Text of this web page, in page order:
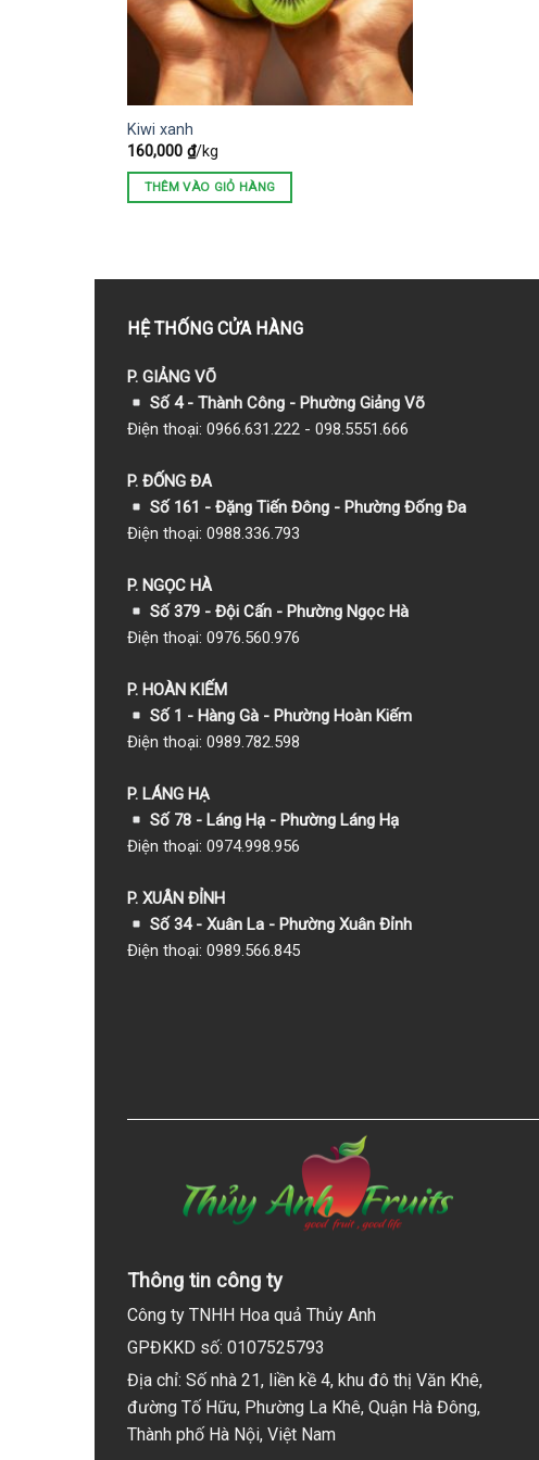
Kiwi xanh
160,000 ₫/kg
THÊM VÀO GIỎ HÀNG
HỆ THỐNG CỬA HÀNG
P. GIẢNG VÕ
Số 4 - Thành Công - Phường Giảng Võ
Điện thoại: 0966.631.222 - 098.5551.666
P. ĐỐNG ĐA
Số 161 - Đặng Tiến Đông - Phường Đống Đa
Điện thoại: 0988.336.793
P. NGỌC HÀ
Số 379 - Đội Cấn - Phường Ngọc Hà
Điện thoại: 0976.560.976
P. HOÀN KIẾM
Số 1 - Hàng Gà - Phường Hoàn Kiếm
Điện thoại: 0989.782.598
P. LÁNG HẠ
Số 78 - Láng Hạ - Phường Láng Hạ
Điện thoại: 0974.998.956
P. XUÂN ĐỈNH
Số 34 - Xuân La - Phường Xuân Đỉnh
Điện thoại: 0989.566.845
Thông tin công ty
Công ty TNHH Hoa quả Thủy Anh
GPĐKKD số: 0107525793
Địa chỉ: Số nhà 21, liền kề 4, khu đô thị Văn Khê,
đường Tố Hữu, Phường La Khê, Quận Hà Đông,
Thành phố Hà Nội, Việt Nam